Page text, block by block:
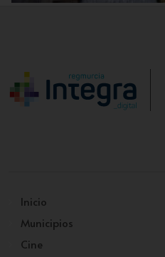
Inicio
Municipios
Cine